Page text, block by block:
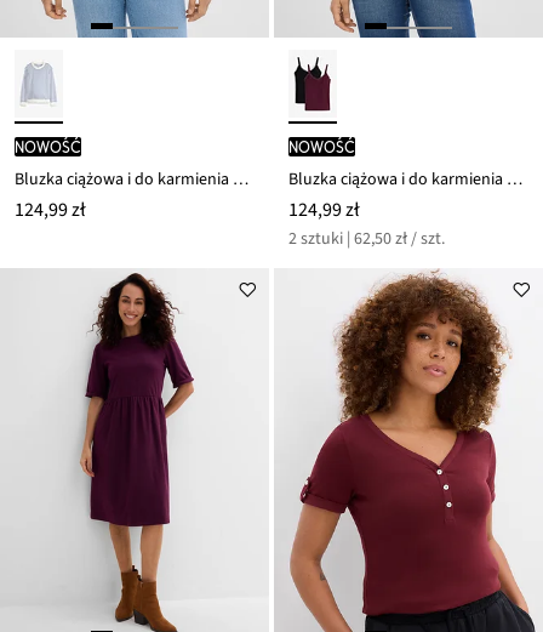
nowość
Bluzka ciążowa i do karmienia 2 w 1 z czystej bawełny organicznej
124,99 zł
nowość
Bluzka ciążowa i do karmienia 2 w 1 z koronką (2 szt.)
124,99 zł
2 sztuki | 62,50 zł / szt.